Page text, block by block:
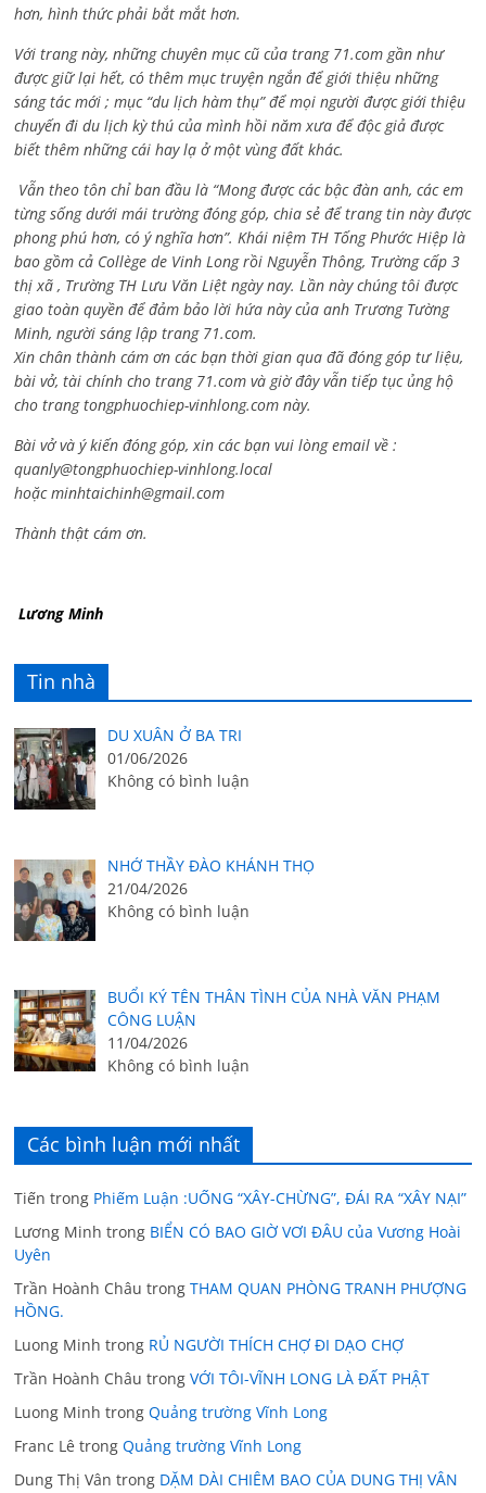
hơn, hình thức phải bắt mắt hơn.
Với trang này, những chuyên mục cũ của trang 71.com gần như
được giữ lại hết, có thêm mục truyện ngắn để giới thiệu những
sáng tác mới ; mục “du lịch hàm thụ” để mọi người được giới thiệu
chuyến đi du lịch kỳ thú của mình hồi năm xưa để độc giả được
biết thêm những cái hay lạ ở một vùng đất khác.
Vẫn theo tôn chỉ ban đầu là “Mong được các bậc đàn anh, các em
từng sống dưới mái trường đóng góp, chia sẻ để trang tin này được
phong phú hơn, có ý nghĩa hơn”. Khái niệm TH Tống Phước Hiệp là
bao gồm cả Collège de Vinh Long rồi Nguyễn Thông, Trường cấp 3
thị xã , Trường TH Lưu Văn Liệt ngày nay. Lần này chúng tôi được
giao toàn quyền để đảm bảo lời hứa này của anh Trương Tường
Minh, người sáng lập trang 71.com.
Xin chân thành cám ơn các bạn thời gian qua đã đóng góp tư liệu,
bài vở, tài chính cho trang 71.com và giờ đây vẫn tiếp tục ủng hộ
cho trang tongphuochiep-vinhlong.com này.
Bài vở và ý kiến đóng góp, xin các bạn vui lòng email về :
quanly@tongphuochiep-vinhlong.local
hoặcminhtaichinh@gmail.com
Thành thật cám ơn.
Lương Minh
Tin nhà
DU XUÂN Ở BA TRI
01/06/2026
Không có bình luận
NHỚ THẦY ĐÀO KHÁNH THỌ
21/04/2026
Không có bình luận
BUỔI KÝ TÊN THÂN TÌNH CỦA NHÀ VĂN PHẠM
CÔNG LUẬN
11/04/2026
Không có bình luận
Các bình luận mới nhất
Tiến trong Phiếm Luận :UỐNG “XÂY-CHỪNG”, ĐÁI RA “XÂY NẠI”
Lương Minh trong BIỂN CÓ BAO GIỜ VƠI ĐÂU của Vương Hoài
Uyên
Trần Hoành Châu trongTHAM QUAN PHÒNG TRANH PHƯỢNG
HỒNG.
Luong Minh trong RỦ NGƯỜI THÍCH CHỢ ĐI DẠO CHỢ
Trần Hoành Châu trongVỚI TÔI-VĨNH LONG LÀ ĐẤT PHẬT
Luong Minh trongQuảng trường Vĩnh Long
Franc Lê trongQuảng trường Vĩnh Long
Dung Thị Vân trong DẶM DÀI CHIÊM BAO CỦA DUNG THỊ VÂN